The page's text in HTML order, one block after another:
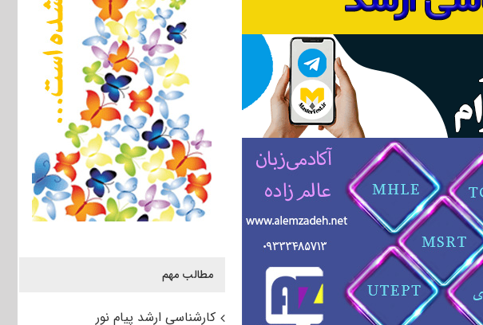
مطالب مهم
کارشناسی ارشد پیام نور